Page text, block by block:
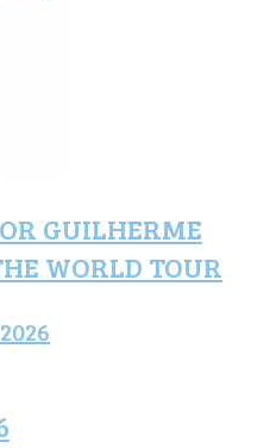
GUILHERME
WORLD TOUR